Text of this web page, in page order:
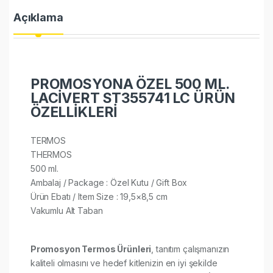
Açıklama
PROMOSYONA ÖZEL 500 ML.
LACİVERT ST355741 LC ÜRÜN
ÖZELLİKLERİ
TERMOS
THERMOS
500 ml.
Ambalaj / Package : Özel Kutu / Gift Box
Ürün Ebatı / Item Size : 19,5×8,5 cm​
Vakumlu Alt Taban
Promosyon Termos Ürünleri , tanıtım çalışmanızın
kaliteli olmasını ve hedef kitlenizin en iyi şekilde